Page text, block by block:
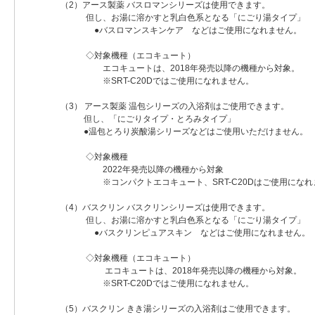
（2）アース製薬 バスロマンシリーズは使用できます。
但し、お湯に溶かすと乳白色系となる「にごり湯タイプ」
●バスロマンスキンケア などはご使用になれません。
◇対象機種（エコキュート）
エコキュートは、2018年発売以降の機種から対象。
※SRT-C20Dではご使用になれません。
（3） アース製薬 温包シリーズの入浴剤はご使用できます。
但し、「にごりタイプ・とろみタイプ」
●温包とろり炭酸湯シリーズなどはご使用いただけません。
◇対象機種
2022年発売以降の機種から対象
※コンパクトエコキュート、SRT-C20Dはご使用になれ
（4）バスクリン バスクリンシリーズは使用できます。
但し、お湯に溶かすと乳白色系となる「にごり湯タイプ」
●バスクリンピュアスキン などはご使用になれません。
◇対象機種（エコキュート）
エコキュートは、2018年発売以降の機種から対象。
※SRT-C20Dではご使用になれません。
（5）バスクリン きき湯シリーズの入浴剤はご使用できます。